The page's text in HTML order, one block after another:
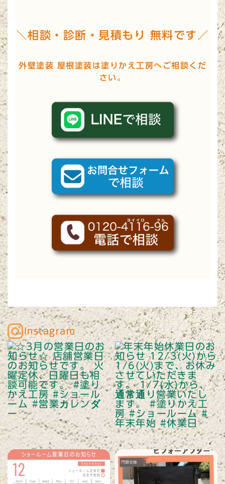
＼相談・診断・見積もり 無料です／
外壁塗装 屋根塗装は塗りかえ工房へご相談くだ
さい。
Instagram